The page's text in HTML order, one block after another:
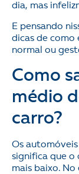
dia, mas
E pensando
dicas de como
normal ou
Como
médio
carro?
Os
significa que o
mais baixo.